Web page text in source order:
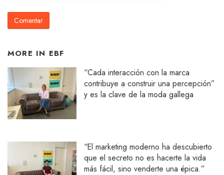
MORE IN EBF
“Cada interacción con la marca
contribuye a construir una percepción”
y es la clave de la moda gallega
“El marketing moderno ha descubierto
que el secreto no es hacerte la vida
más fácil, sino venderte una épica.”